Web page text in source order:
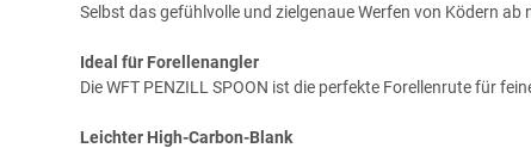
Selbst das gefühlvolle und zielgenaue Werfen von Ködern
Ideal für Forellenangler
Die WFT PENZILL SPOON ist die perfekte Forellenrute für
Leichter High-Carbon-Blank